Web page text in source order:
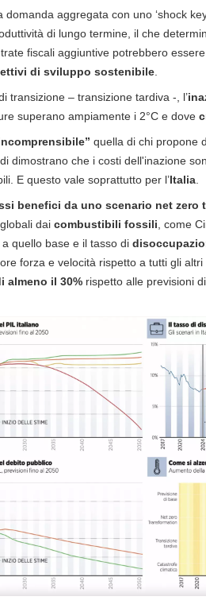
aggregata con uno ‘shock
di lungo termine, il che
fiscali aggiuntive potrebbero
di sviluppo sostenibile.
transizione – transizione tardiva -, l’
superano ampiamente i 2°C e dove
quella di chi propone
dimostrano che i costi dell'inazione
E questo vale soprattutto per l’Italia.
benefici da uno scenario net zero
dai combustibili fossili, come
a quello base e il tasso di
forza e velocità rispetto a tutti gli
almeno il 30% rispetto alle previsioni